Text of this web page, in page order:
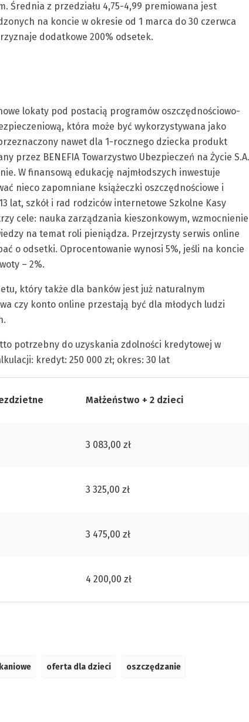
Średnia z przedziału 4,75-4,99 premiowana jest
na koncie w okresie od 1 marca do 30 czerwca
dodatkowe 200% odsetek.
lokaty pod postacią programów oszczędnościowo-
która może być wykorzystywana jako
nawet dla 1-rocznego dziecka produkt
przez BENEFIA Towarzystwo Ubezpieczeń na Życie S.A.
W finansową edukację najmłodszych inwestuje
nieco zapomniane książeczki oszczędnościowe i
lat, szkół i rad rodziców internetowe Szkolne Kasy
cele: nauka zarządzania kieszonkowym, wzmocnienie
na temat roli pieniądza. Przejrzysty serwis online
o odsetki. Oprocentowanie wynosi 5%, jeśli na koncie
– 2%.
który także dla banków jest już naturalnym
czy konto online przestają być dla młodych ludzi
potrzebny do uzyskania zdolności kredytowej w
kredyt: 250 000 zł; okres: 30 lat
Małżeństwo + 2 dzieci
3 083,00 zł
3 325,00 zł
3 475,00 zł
4 200,00 zł
oferta dla dzieci oszczędzanie